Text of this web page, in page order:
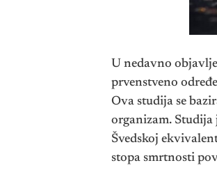
U nedavno
prvenstveno
Ova studija se
organizam. Studija
Švedskoj
stopa smrtnosti